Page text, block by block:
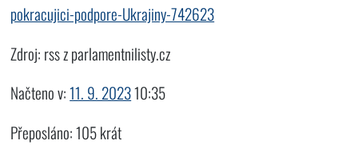
pokracujici-podpore-Ukrajiny-742623
Zdroj: rss z parlamentnilisty.cz
Načteno v:11. 9. 202310:35
Přeposláno: 105 krát